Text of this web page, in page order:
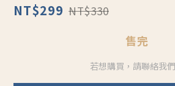
NT$299 NT$330
售完
若想購買，請聯絡我們